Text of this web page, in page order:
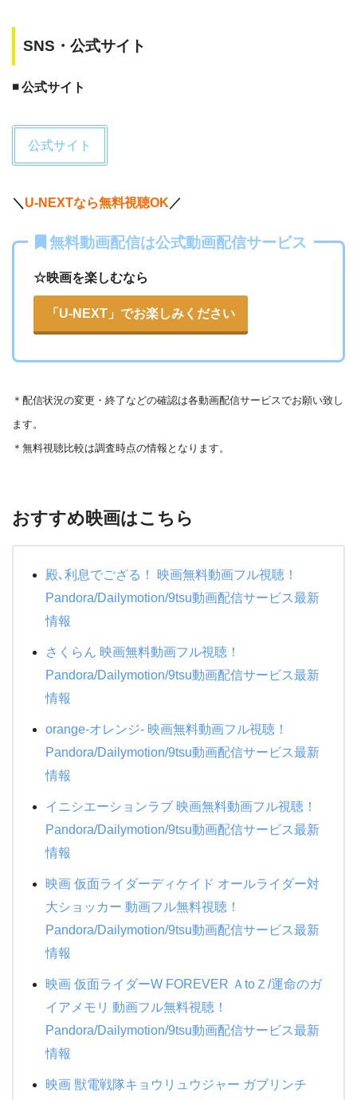
ウォールフラワーって映画 二度目観
だよね。この映画のエズラミラーに惚れ
た。エンディングのデヴィッド・ボウイ
が光る。
— 紅 落葉 (@k8ochiba)
SNS・公式サイト
◾️ 公式サイト
公式サイト
＼ U-NEXTなら無料視聴OK ／
無料動画配信は公式動画配信サービス
☆映画を楽しむなら
「U-NEXT」でお楽しみください
＊ 配信状況の変更・終了などの確認は各動画配信サービスでお願い致し
ます。
＊無料視聴比較は調査時点の情報となります。
おすすめ映画はこちら
殿､利息でござる！ 映画無料動画フル視聴！
Pandora/Dailymotion/9tsu動画配信サービス最新
情報
さくらん 映画無料動画フル視聴！
Pandora/Dailymotion/9tsu動画配信サービス最新
情報
orange-オレンジ- 映画無料動画フル視聴！
Pandora/Dailymotion/9tsu動画配信サービス最新
情報
イニシエーションラブ 映画無料動画フル視聴！
Pandora/Dailymotion/9tsu動画配信サービス最新
情報
映画 仮面ライダーディケイド オールライダー対
大ショッカー 動画フル無料視聴！
Pandora/Dailymotion/9tsu動画配信サービス最新
情報
映画 仮面ライダーW FOREVER ＡtoＺ/運命のガ
イアメモリ 動画フル無料視聴！
Pandora/Dailymotion/9tsu動画配信サービス最新
情報
映画 獣電戦隊キョウリュウジャー ガブリンチ